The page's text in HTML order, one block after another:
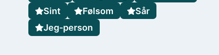
Sint
Følsom
Sår
Jeg-person